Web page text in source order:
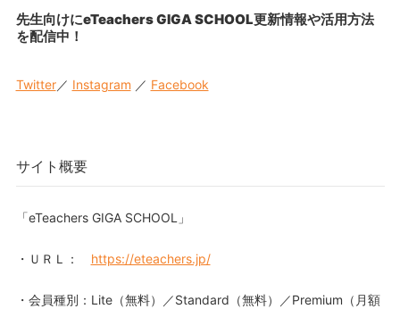
先生向けにeTeachers GIGA SCHOOL更新情報や活用方法
を配信中！
Twitter／ Instagram ／ Facebook
サイト概要
「eTeachers GIGA SCHOOL」
・ＵＲＬ： https://eteachers.jp/
・会員種別：Lite（無料）／Standard（無料）／Premium（月額